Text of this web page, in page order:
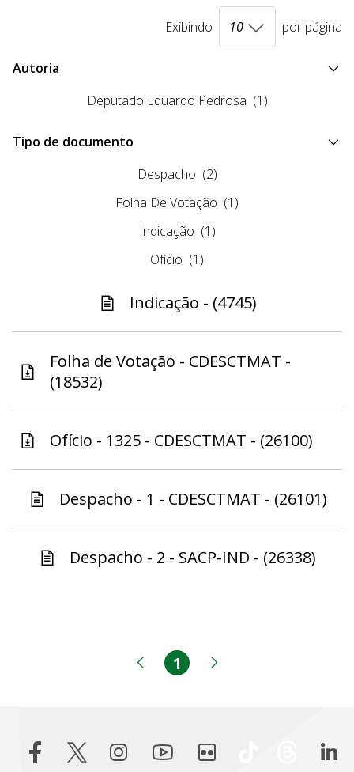
Exibindo por página
Autoria
Deputado Eduardo Pedrosa (1)
Tipo de documento
Despacho (2)
Folha De Votação (1)
Indicação (1)
Ofício (1)
Indicação - (4745)
Folha de Votação - CDESCTMAT -
(18532)
Ofício - 1325 - CDESCTMAT - (26100)
Despacho - 1 - CDESCTMAT - (26101)
Despacho - 2 - SACP-IND - (26338)
Página anterior
Página
1